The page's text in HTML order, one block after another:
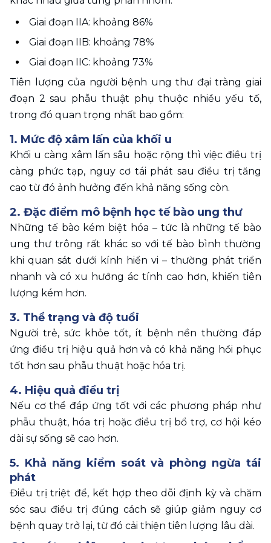
Giai đoạn IIA: khoảng 86%
Giai đoạn IIB: khoảng 78%
Giai đoạn IIC: khoảng 73%
Tiên lượng của người bệnh ung thư đại tràng giai
đoạn 2 sau phẫu thuật phụ thuộc nhiều yếu tố,
trong đó quan trọng nhất bao gồm:
1. Mức độ xâm lấn của khối u
Khối u càng xâm lấn sâu hoặc rộng thì việc điều trị
càng phức tạp, nguy cơ tái phát sau điều trị tăng
cao từ đó ảnh hưởng đến khả năng sống còn.
2. Đặc điểm mô bệnh học tế bào ung thư
Những tế bào kém biệt hóa – tức là những tế bào
ung thư trông rất khác so với tế bào bình thường
khi quan sát dưới kính hiển vi – thường phát triển
nhanh và có xu hướng ác tính cao hơn, khiến tiên
lượng kém hơn.
3. Thể trạng và độ tuổi
Người trẻ, sức khỏe tốt, ít bệnh nền thường đáp
ứng điều trị hiệu quả hơn và có khả năng hồi phục
tốt hơn sau phẫu thuật hoặc hóa trị.
4. Hiệu quả điều trị
Nếu cơ thể đáp ứng tốt với các phương pháp như
phẫu thuật, hóa trị hoặc điều trị bổ trợ, cơ hội kéo
dài sự sống sẽ cao hơn.
5. Khả năng kiểm soát và phòng ngừa tái
phát
Điều trị triệt để, kết hợp theo dõi định kỳ và chăm
sóc sau điều trị đúng cách sẽ giúp giảm nguy cơ
bệnh quay trở lại, từ đó cải thiện tiên lượng lâu dài.